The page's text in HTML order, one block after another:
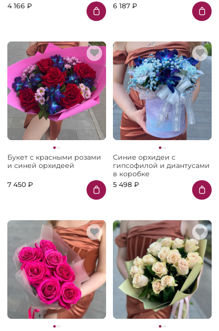
4 166 ₽
6 187 ₽
Букет с красными розами
и синей орхидеей
7 450 ₽
Синие орхидеи с
гипсофилой и диантусами
в коробке
5 498 ₽